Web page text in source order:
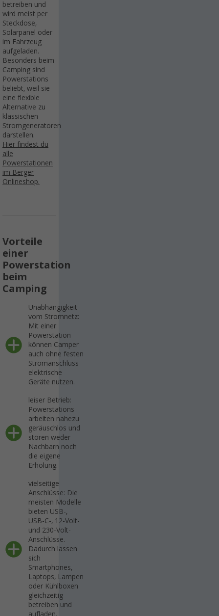
betreiben und
wird meist per
Steckdose,
Solarpanel oder
im Fahrzeug
aufgeladen.
Besonders beim
Camping sind
Powerstations
beliebt, weil sie
eine flexible
Alternative zu
klassischen
Stromgeneratoren
darstellen.
Hier findest du
alle
Powerstationen
im Berger
Onlineshop.
Vorteile
einer
Powerstation
beim
Camping
Unabhängigkeit
vom Stromnetz:
Mit einer
Powerstation
können Camper
auch ohne festen
Stromanschluss
elektrische
Geräte nutzen.
leiser Betrieb:
Powerstations
arbeiten nahezu
geräuschlos und
stören weder
Nachbarn noch
die eigene
Erholung.
vielseitige
Anschlüsse: Die
meisten Modelle
bieten USB-,
USB-C-, 12-Volt-
und 230-Volt-
Anschlüsse.
Dadurch lassen
sich
Smartphones,
Laptops, Lampen
oder Kühlboxen
gleichzeitig
betreiben und
aufladen.